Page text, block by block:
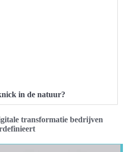
in de natuur?
transformatie bedrijven